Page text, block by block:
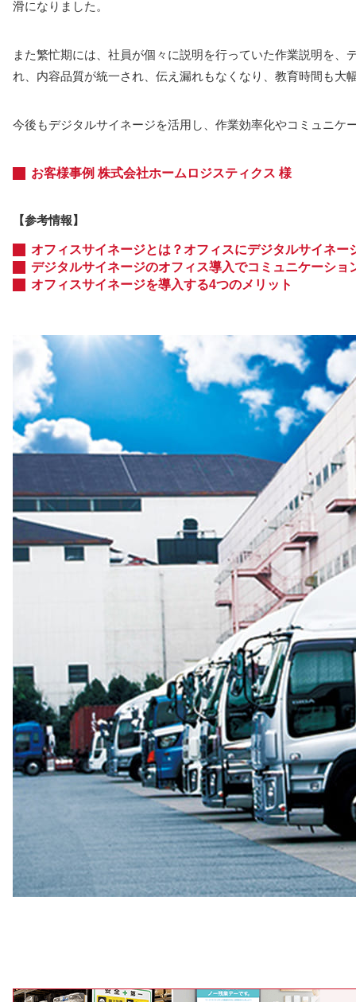
滑になりました。
また繁忙期には、社員が個々に説明を行っていた作業説明を
れ、内容品質が統一され、伝え漏れもなくなり、教育時間も大
今後もデジタルサイネージを活用し、作業効率化やコミュニ
お客様事例 株式会社ホームロジスティクス 様
【参考情報】
オフィスサイネージとは？オフィスにデジタルサイネー
デジタルサイネージのオフィス導入でコミュニケーショ
オフィスサイネージを導入する4つのメリット